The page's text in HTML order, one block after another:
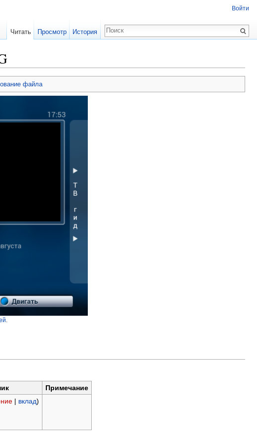
файла
Примечание
| вклад)
Войти
Читать Просмотр История